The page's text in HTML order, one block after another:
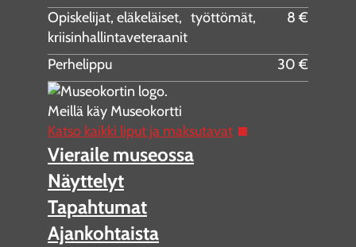
Opiskelijat, eläkeläiset, työttömät,
kriisinhallintaveteraanit
8 €
Perhelippu 30 €
Meillä käy Museokortti
Katso kaikki liput ja maksutavat
Vieraile museossa
Näyttelyt
Tapahtumat
Ajankohtaista